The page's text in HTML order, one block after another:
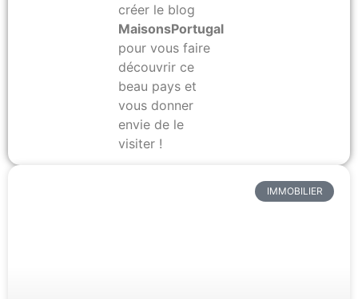
créer le blog
MaisonsPortugal.com
pour vous faire
découvrir ce
beau pays et
vous donner
envie de le
visiter !
IMMOBILIER